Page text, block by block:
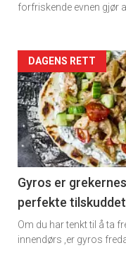
forfriskende evnen gjør
Artikler
detail
-
section
11
Dagens
rett
DAGENS RETT
Gyros er
perfekte
Om du har tenkt til å ta
innendørs ,er gyros